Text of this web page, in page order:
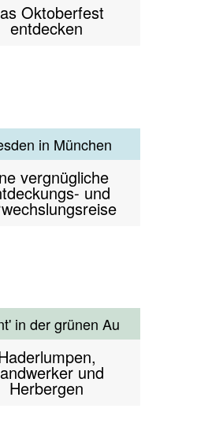
Oktoberfest
entdecken
vergnügliche
und
Spaziergang durch
Laim